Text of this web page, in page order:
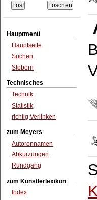
Hauptmenü
Hauptseite
Suchen
Stöbern
Technisches
Technik
Statistik
richtig Verlinken
zum Meyers
Autorennamen
Abkürzungen
Rundgang
zum Künstlerlexikon
Index